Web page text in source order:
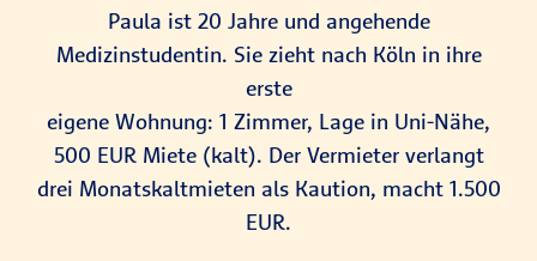
Paula ist 20 Jahre und angehende
Medizinstudentin. Sie zieht nach Köln in ihre
erste
eigene Wohnung: 1 Zimmer, Lage in Uni-Nähe,
500 EUR Miete (kalt). Der Vermieter verlangt
drei Monatskaltmieten als Kaution, macht 1.500
EUR.